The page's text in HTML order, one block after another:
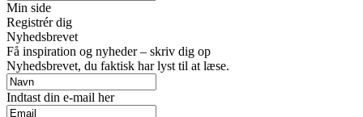
Min side
Registrér dig
Nyhedsbrevet
Få inspiration og nyheder – skriv dig op
Nyhedsbrevet, du faktisk har lyst til at læse.
Indtast din e-mail her